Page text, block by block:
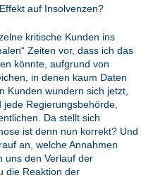
auf Insolvenzen?
kritische Kunden ins
Zeiten vor, dass ich das
könnte, aufgrund von
in denen kaum Daten
Kunden wundern sich jetzt,
Regierungsbehörde,
Da stellt sich
ist denn nun korrekt? Und
an, welche Annahmen
uns den Verlauf der
die Reaktion der